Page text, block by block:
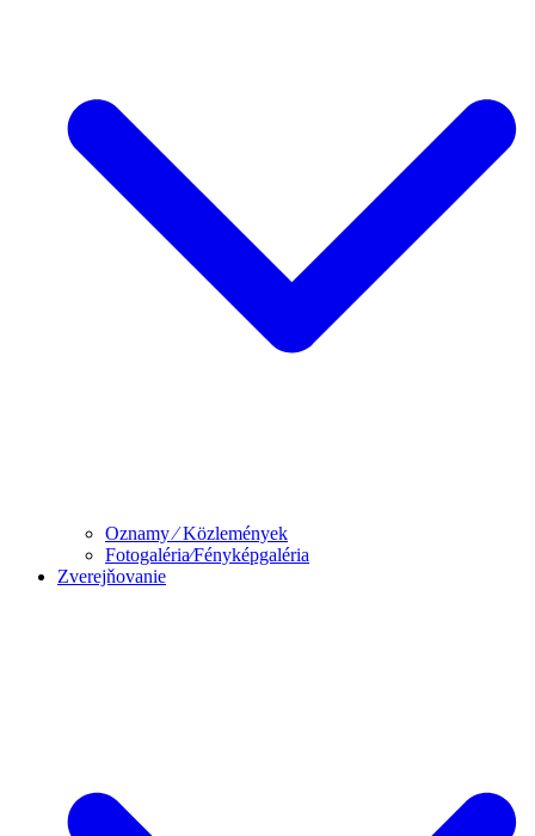
Oznamy ⁄ Közlemények
Fotogaléria⁄Fényképgaléria
Zverejňovanie